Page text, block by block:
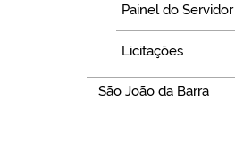
Painel do Servidor
Licitações
São João da Barra